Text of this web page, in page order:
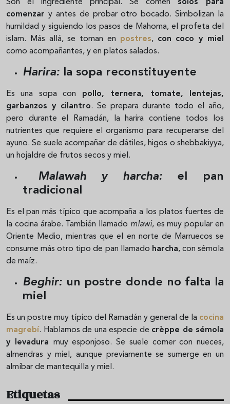
Son el ingrediente principal. Se comen solos para
comenzar y antes de probar otro bocado. Simbolizan la
humildad y siguiendo los pasos de Mahoma, el profeta del
islam. Más allá, se toman en postres, con coco y miel
como acompañantes, y en platos salados.
Harira: la sopa reconstituyente
Es una sopa con pollo, ternera, tomate, lentejas,
garbanzos y cilantro. Se prepara durante todo el año,
pero durante el Ramadán, la harira contiene todos los
nutrientes que requiere el organismo para recuperarse del
ayuno. Se suele acompañar de dátiles, higos o shebbakiyya,
un hojaldre de frutos secos y miel.
Malawah y harcha: el pan
tradicional
Es el pan más típico que acompaña a los platos fuertes de
la cocina árabe. También llamado mlawi, es muy popular en
Oriente Medio, mientras que el en norte de Marruecos se
consume más otro tipo de pan llamado harcha, con sémola
de maíz.
Beghir: un postre donde no falta la
miel
Es un postre muy típico del Ramadán y general de la cocina
magrebí. Hablamos de una especie de crèppe de sémola
y levadura muy esponjoso. Se suele comer con nueces,
almendras y miel, aunque previamente se sumerge en un
almíbar de mantequilla y miel.
Etiquetas